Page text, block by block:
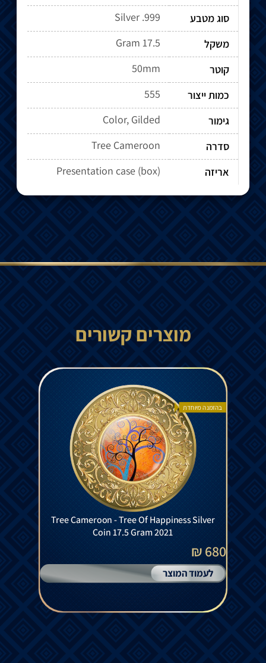
סוג מטבע
Silver .999
משקל
17.5 Gram
קוטר
50mm
כמות ייצור
555
גימור
Color, Gilded
סדרה
Tree Cameroon
אריזה
Presentation case (box)
מוצרים קשורים
בהזמנה מיוחדת
Tree Cameroon - Tree Of Happiness Silver
Coin 17.5 Gram 2021
680 ₪
לעמוד המוצר